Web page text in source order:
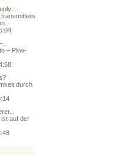
– Pkw-
durch
auf der